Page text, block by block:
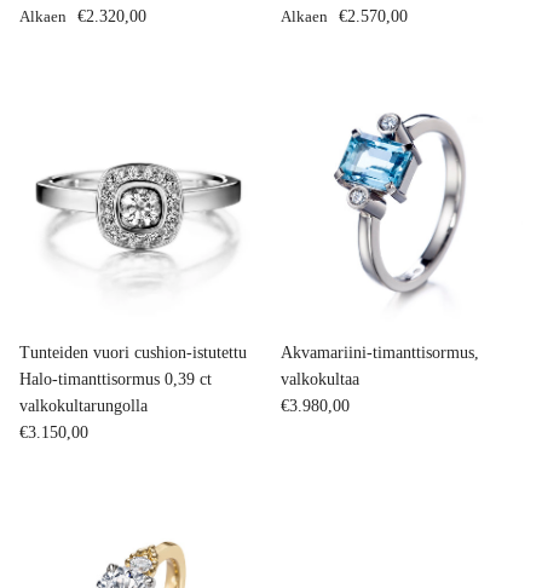
Normaalihinta
Alkaen €2.320,00
Normaalihinta
Alkaen €2.570,00
Tunteiden vuori cushion-istutettu
Halo-timanttisormus 0,39 ct
valkokultarungolla
Normaalihinta
€3.150,00
Akvamariini-timanttisormus,
valkokultaa
Normaalihinta
€3.980,00